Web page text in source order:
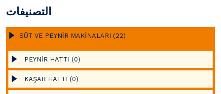
التصنيفات
SÜT VE PEYNİR MAKİNALARI (22)
PEYNİR HATTI (0)
KAŞAR HATTI (0)